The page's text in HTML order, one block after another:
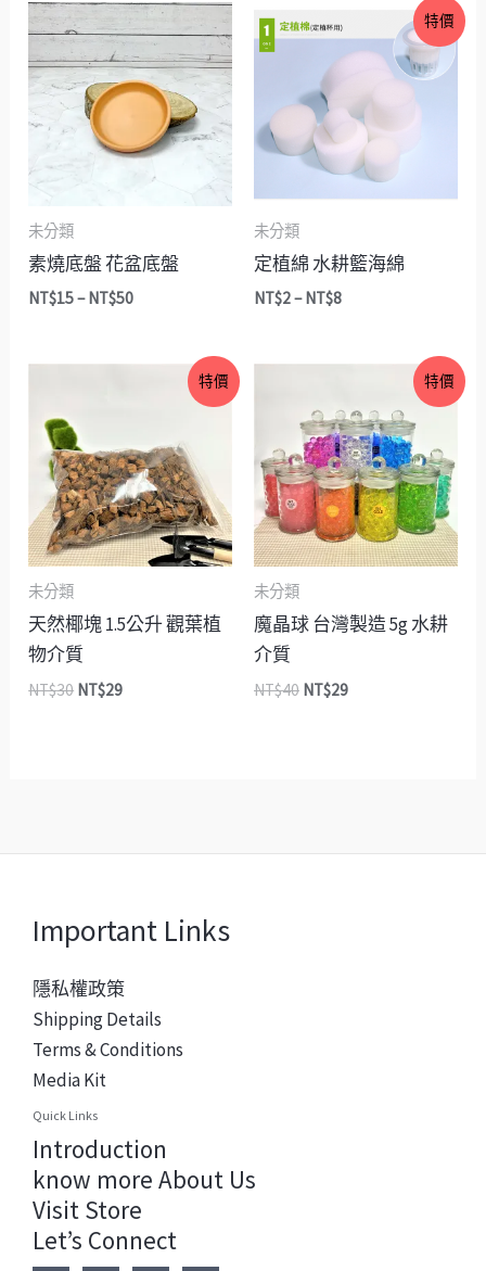
未分類
素燒底盤 花盆底盤
NT$15– NT$50
價
格
範
圍：
NT$15
NT$50
特價
未分類
定植綿 水耕籃海綿
NT$2– NT$8
格
範
到
NT$8
特價
未分類
天然椰塊 1.5公升 觀葉植
物介質
NT$30
格：
NT$30。
NT$29
NT$29。
特價
未分類
魔晶球 台灣製造 5g 水耕
介質
NT$40
價
格：
NT$40。
NT$29
價
格：
NT$29。
Important Links
隱私權政策
Shipping Details
Terms & Conditions
Media Kit
Quick Links
Introduction
know more About Us
Visit Store
Let’s Connect